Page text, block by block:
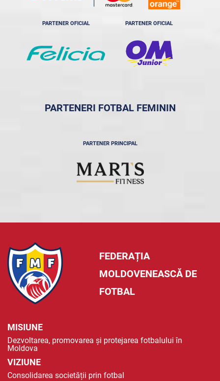
PARTENER OFICIAL PARTENER OFICIAL
PARTENERI FOTBAL FEMININ
PARTENER PRINCIPAL
FEDERAȚIA
MOLDOVENEASCĂ DE
FOTBAL
MISIUNE
Dezvoltarea, promovarea și protejarea fotbalului în
Moldova
VIZIUNE
Consolidarea societății prin fotbal